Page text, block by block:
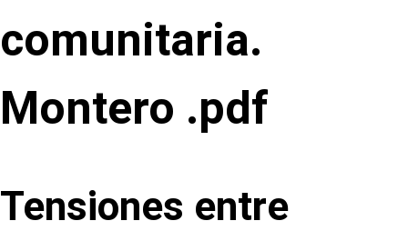
comunitaria.
Montero .pdf
Tensiones entre